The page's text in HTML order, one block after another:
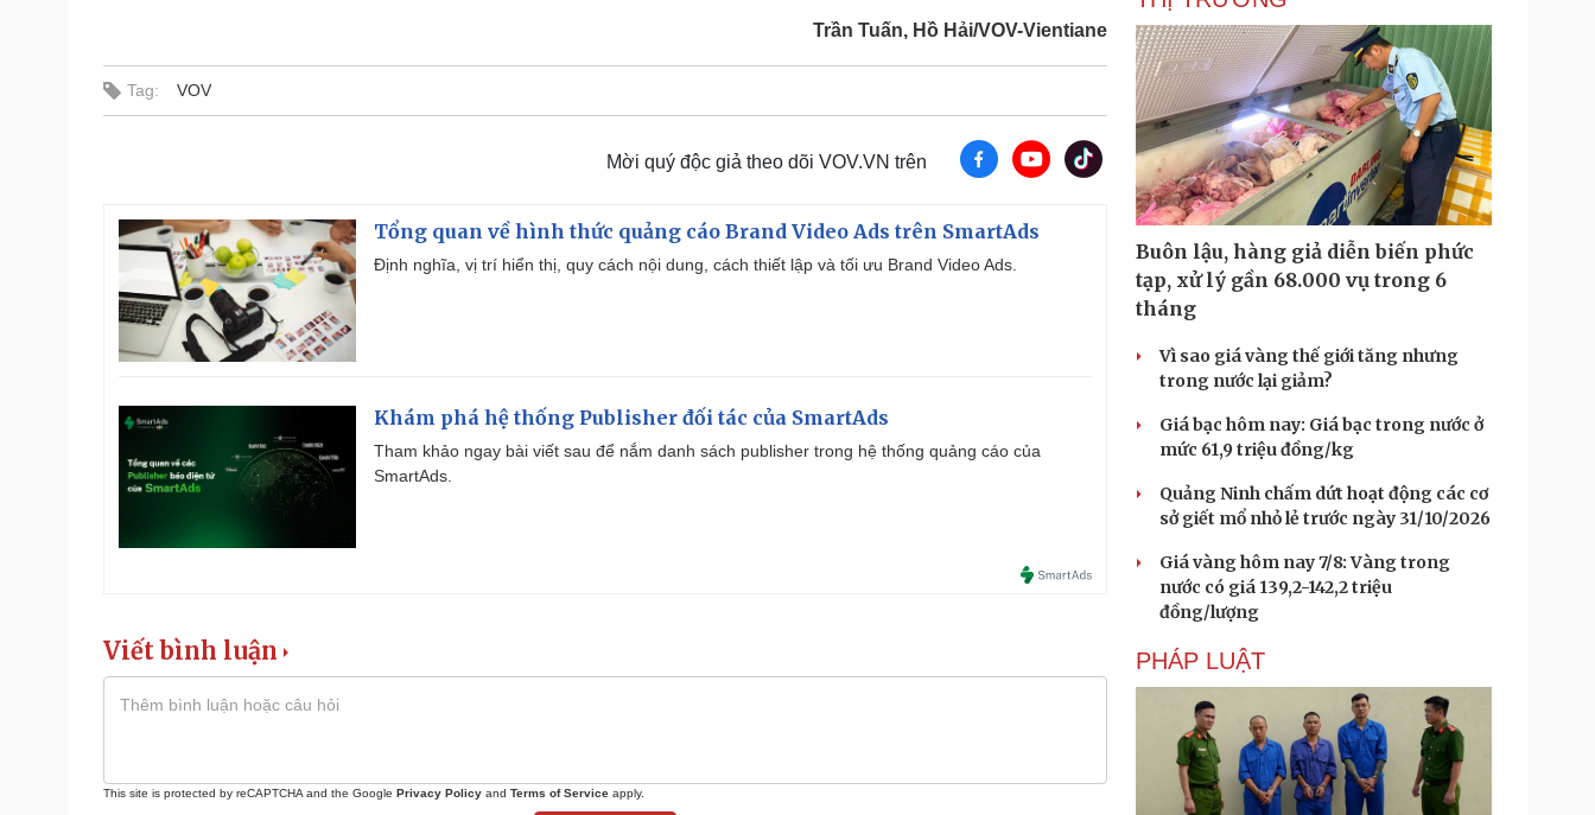
Trần Tuấn, Hồ Hải/VOV-Vientiane
Tag: VOV
Mời quý độc giả theo dõi VOV.VN trên
Tổng quan về hình thức quảng cáo Brand Video Ads trên SmartAds
Định nghĩa, vị trí hiển thị, quy cách nội dung, cách thiết lập và tối ưu Brand Video Ads.
Khám phá hệ thống Publisher đối tác của SmartAds
Tham khảo ngay bài viết sau để nắm danh sách publisher trong hệ thống quảng cáo của
SmartAds.
Viết bình luận
This site is protected by reCAPTCHA and the Google Privacy Policy and Terms of Service apply.
Buôn lậu, hàng giả diễn biến phức
tạp, xử lý gần 68.000 vụ trong 6
tháng
Vì sao giá vàng thế giới tăng nhưng
trong nước lại giảm?
Giá bạc hôm nay: Giá bạc trong nước ở
mức 61,9 triệu đồng/kg
Quảng Ninh chấm dứt hoạt động các cơ
sở giết mổ nhỏ lẻ trước ngày 31/10/2026
Giá vàng hôm nay 7/8: Vàng trong
nước có giá 139,2-142,2 triệu
đồng/lượng
PHÁP LUẬT